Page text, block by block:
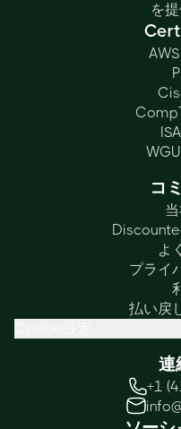
を
コ
よ
プライ
払い戻
連
+1